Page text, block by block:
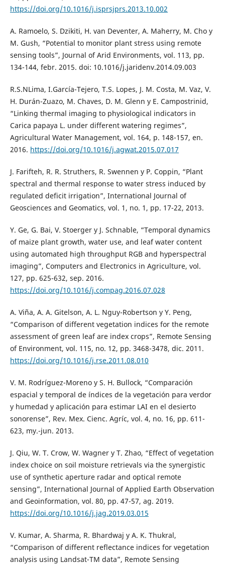
https://doi.org/10.1016/j.isprsjprs.2013.10.002
A. Ramoelo, S. Dzikiti, H. van Deventer, A. Maherry, M. Cho y
M. Gush, “Potential to monitor plant stress using remote
sensing tools”, Journal of Arid Environments, vol. 113, pp.
134-144, febr. 2015. doi: 10.1016/j.jaridenv.2014.09.003
R.S.NLima, I.García-Tejero, T.S. Lopes, J. M. Costa, M. Vaz, V.
H. Durán-Zuazo, M. Chaves, D. M. Glenn y E. Campostrinid,
“Linking thermal imaging to physiological indicators in
Carica papaya L. under different watering regimes”,
Agricultural Water Management, vol. 164, p. 148-157, en.
2016. https://doi.org/10.1016/j.agwat.2015.07.017
J. Farifteh, R. R. Struthers, R. Swennen y P. Coppin, “Plant
spectral and thermal response to water stress induced by
regulated deficit irrigation”, International Journal of
Geosciences and Geomatics, vol. 1, no. 1, pp. 17-22, 2013.
Y. Ge, G. Bai, V. Stoerger y J. Schnable, “Temporal dynamics
of maize plant growth, water use, and leaf water content
using automated high throughput RGB and hyperspectral
imaging”, Computers and Electronics in Agriculture, vol.
127, pp. 625-632, sep. 2016.
https://doi.org/10.1016/j.compag.2016.07.028
A. Viña, A. A. Gitelson, A. L. Nguy-Robertson y Y. Peng,
“Comparison of different vegetation indices for the remote
assessment of green leaf are index crops”, Remote Sensing
of Environment, vol. 115, no. 12, pp. 3468-3478, dic. 2011.
https://doi.org/10.1016/j.rse.2011.08.010
V. M. Rodríguez-Moreno y S. H. Bullock, “Comparación
espacial y temporal de índices de la vegetación para verdor
y humedad y aplicación para estimar LAI en el desierto
sonorense”, Rev. Mex. Cienc. Agríc, vol. 4, no. 16, pp. 611-
623, my.-jun. 2013.
J. Qiu, W. T. Crow, W. Wagner y T. Zhao, “Effect of vegetation
index choice on soil moisture retrievals via the synergistic
use of synthetic aperture radar and optical remote
sensing”, International Journal of Applied Earth Observation
and Geoinformation, vol. 80, pp. 47-57, ag. 2019.
https://doi.org/10.1016/j.jag.2019.03.015
V. Kumar, A. Sharma, R. Bhardwaj y A. K. Thukral,
“Comparison of different reflectance indices for vegetation
analysis using Landsat-TM data”, Remote Sensing